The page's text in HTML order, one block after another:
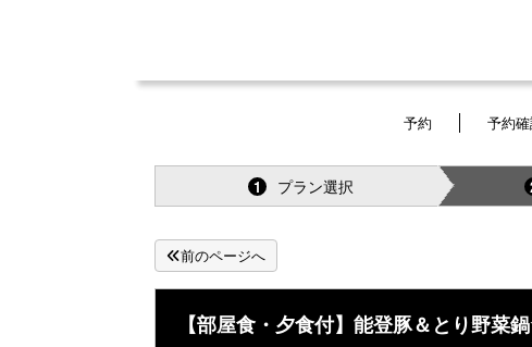
予約 予約
1 プラン選択
前のページへ
【部屋食・夕食付】能登豚＆とり野